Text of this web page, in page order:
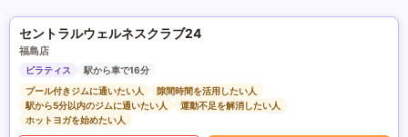
セントラルウェルネスクラブ24
福島店
ピラティス
駅から車で16分
プール付きジムに通いたい人
隙間時間を活用したい人
駅から5分以内のジムに通いたい人
運動不足を解消したい人
ホットヨガを始めたい人